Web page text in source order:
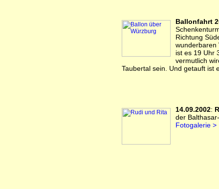
Ballonfahrt
Richtung
wunderbaren
ist es 19 Uhr
vermutlich
Taubertal sein. Und getauft ist
14.09.2002:
der
Fotogalerie >